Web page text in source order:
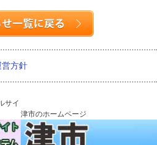
営方針
サイ
津市のホームページ